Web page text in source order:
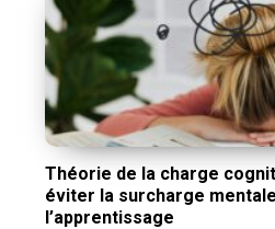
Théorie de la charge
éviter la surcharge
l’apprentissage